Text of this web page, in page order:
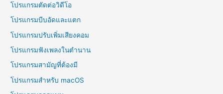
โปรแกรมตัดต่อวิดีโอ
โปรแกรมบีบอัดและแตก
โปรแกรมปรับเพิ่มเสียงคอม
โปรแกรมฟังเพลงในตำนาน
โปรแกรมสามัญที่ต้องมี
โปรแกรมสำหรับ macOS